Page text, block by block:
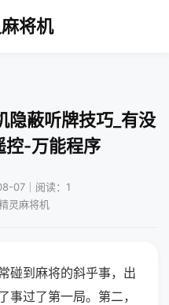
将机
隐蔽听牌技巧_有没
控-万能程序
07｜阅读：1
灵麻将机
碰到麻将的斜乎事，出
事过了第一局。第二，